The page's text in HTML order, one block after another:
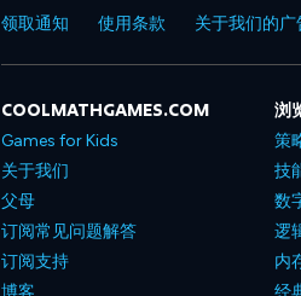
领取通知
使用条款 关于我们的广
COOLMATHGAMES.COM
Games for Kids
关于我们
父母
订阅常见问题解答
订阅支持
博客
浏
策
技
数
逻
内
经